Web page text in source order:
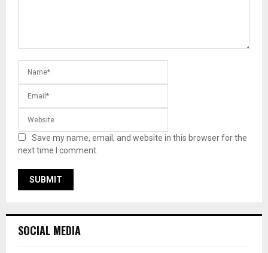
Save my name, email, and website in this browser for the
next time I comment.
SOCIAL MEDIA